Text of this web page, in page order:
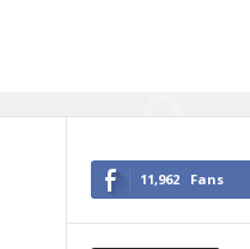
11,962 Fans